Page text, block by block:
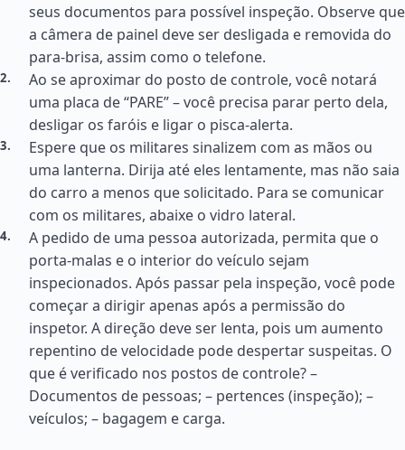
seus documentos para possível inspeção. Observe que
a câmera de painel deve ser desligada e removida do
para-brisa, assim como o telefone.
Ao se aproximar do posto de controle, você notará
uma placa de “PARE” – você precisa parar perto dela,
desligar os faróis e ligar o pisca-alerta.
Espere que os militares sinalizem com as mãos ou
uma lanterna. Dirija até eles lentamente, mas não saia
do carro a menos que solicitado. Para se comunicar
com os militares, abaixe o vidro lateral.
A pedido de uma pessoa autorizada, permita que o
porta-malas e o interior do veículo sejam
inspecionados. Após passar pela inspeção, você pode
começar a dirigir apenas após a permissão do
inspetor. A direção deve ser lenta, pois um aumento
repentino de velocidade pode despertar suspeitas. O
que é verificado nos postos de controle? –
Documentos de pessoas; – pertences (inspeção); –
veículos; – bagagem e carga.